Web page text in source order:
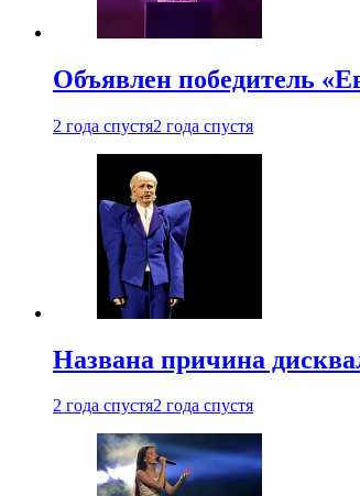
Объявлен победитель
2 года спустя2 года спустя
Названа причина
2 года спустя2 года спустя